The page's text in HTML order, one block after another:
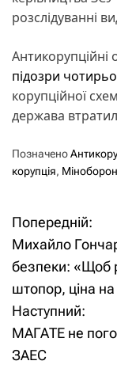
розслідуванні
Антикорупційні
підозри
корупційної
держава
Позначено
корупція,
Н
а
в
і
г
Попередній:
​Михайло
безпеки: «Щоб
штопор, ціна
Наступний:
МАГАТЕ не
ЗАЕС